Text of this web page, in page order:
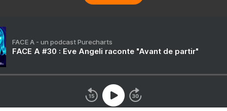
FACE A - un podcast Purecharts
FACE A #30 : Eve Angeli raconte "Avant de partir"